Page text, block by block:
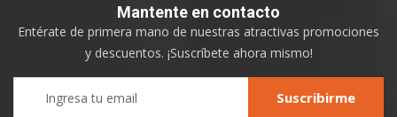
Mantente en contacto
Entérate de primera mano de nuestras atractivas promociones
y descuentos. ¡Suscríbete ahora mismo!
Suscribirme